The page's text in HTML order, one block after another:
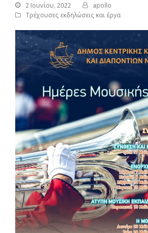
2 Ιουνίου, 2022
apollo
Τρέχουσες εκδηλώσεις και έργα